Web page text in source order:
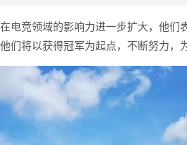
电竞领域的影响力进一步扩大，他们
们将以获得冠军为起点，不断努力，